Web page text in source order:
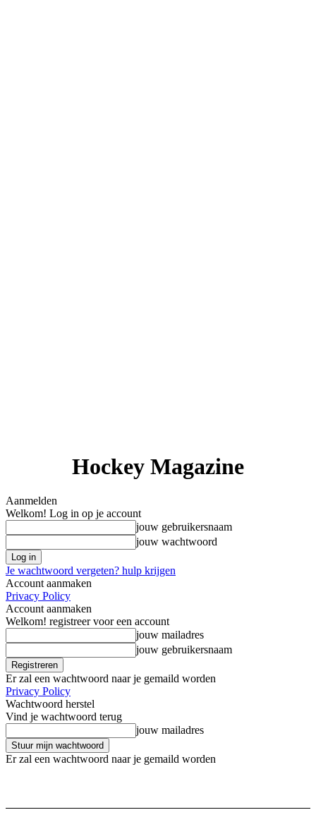
Hockey Magazine
Aanmelden
Welkom! Log in op je account
jouw gebruikersnaam
jouw wachtwoord
Je wachtwoord vergeten? hulp krijgen
Account aanmaken
Privacy Policy
Account aanmaken
Welkom! registreer voor een account
jouw mailadres
jouw gebruikersnaam
Er zal een wachtwoord naar je gemaild worden
Privacy Policy
Wachtwoord herstel
Vind je wachtwoord terug
jouw mailadres
Er zal een wachtwoord naar je gemaild worden